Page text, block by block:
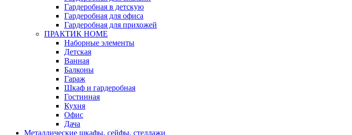
Гардеробная в детскую
Гардеробная для офиса
Гардеробная для прихожей
ПРАКТИК HOME
Наборные элементы
Детская
Ванная
Балконы
Гараж
Шкаф и гардеробная
Гостинная
Кухня
Офис
Дача
Металлические шкафы, сейфы, стеллажи